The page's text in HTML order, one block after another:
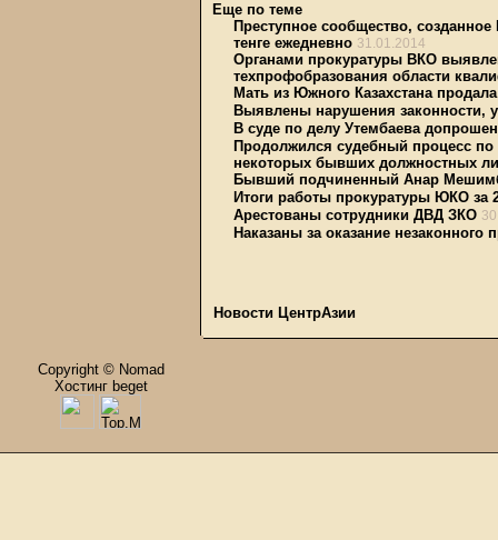
Еще по теме
Преступное сообщество,
тенге ежедневно 31.01.2014
Органами прокуратуры ВКО
техпрофобразования области
Мать из Южного Казахстана
Выявлены нарушения законности,
В суде по делу Утембаева
Продолжился судебный процесс
некоторых бывших должностных
Бывший подчиненный Анар
Итоги работы прокуратуры ЮКО за
Арестованы сотрудники ДВД ЗКО
Наказаны за оказание
Новости ЦентрАзии
Copyright © Nomad
Хостинг beget